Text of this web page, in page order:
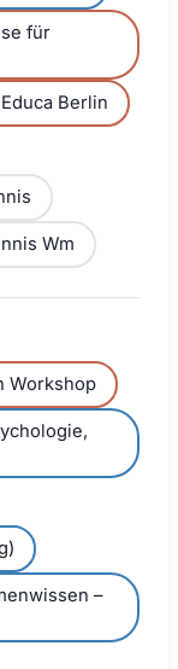
für
Berlin
Wm
Workshop
–